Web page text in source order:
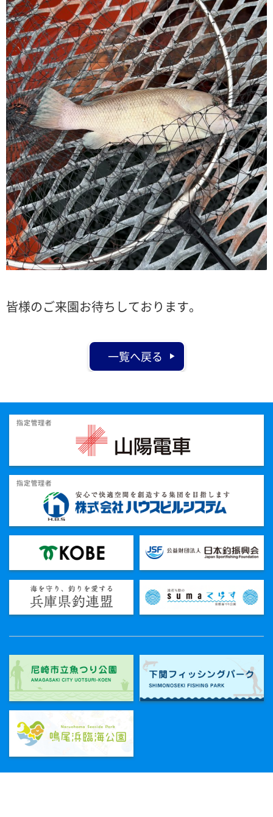
皆様のご来園お待ちしております。
一覧へ戻る